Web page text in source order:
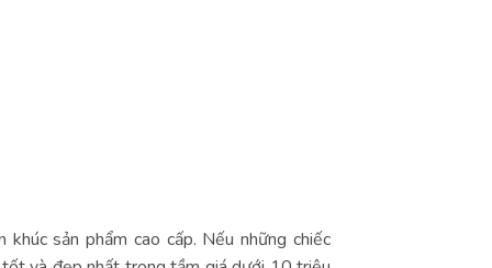
khúc sản phẩm cao cấp. Nếu những chiếc